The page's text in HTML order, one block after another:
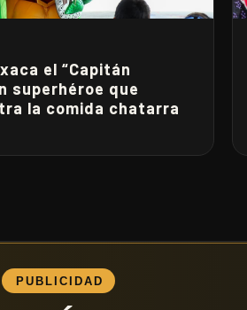
el “Capitán
superhéroe que
la comida chatarra